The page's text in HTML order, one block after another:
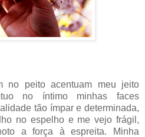
no peito acentuam meu jeito
no íntimo minhas faces
tão ímpar e determinada,
no espelho e me vejo frágil,
a força à espreita. Minha